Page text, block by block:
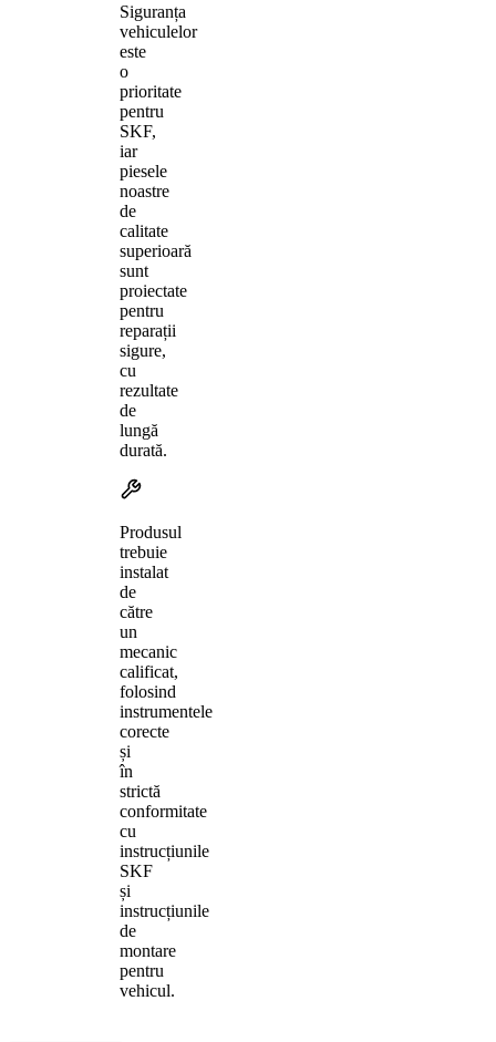
Siguranța
vehiculelor
este
o
prioritate
pentru
SKF,
iar
piesele
noastre
de
calitate
superioară
sunt
proiectate
pentru
reparații
sigure,
cu
rezultate
de
lungă
durată.
Produsul
trebuie
instalat
de
către
un
mecanic
calificat,
folosind
instrumentele
corecte
și
în
strictă
conformitate
cu
instrucțiunile
SKF
și
instrucțiunile
de
montare
pentru
vehicul.